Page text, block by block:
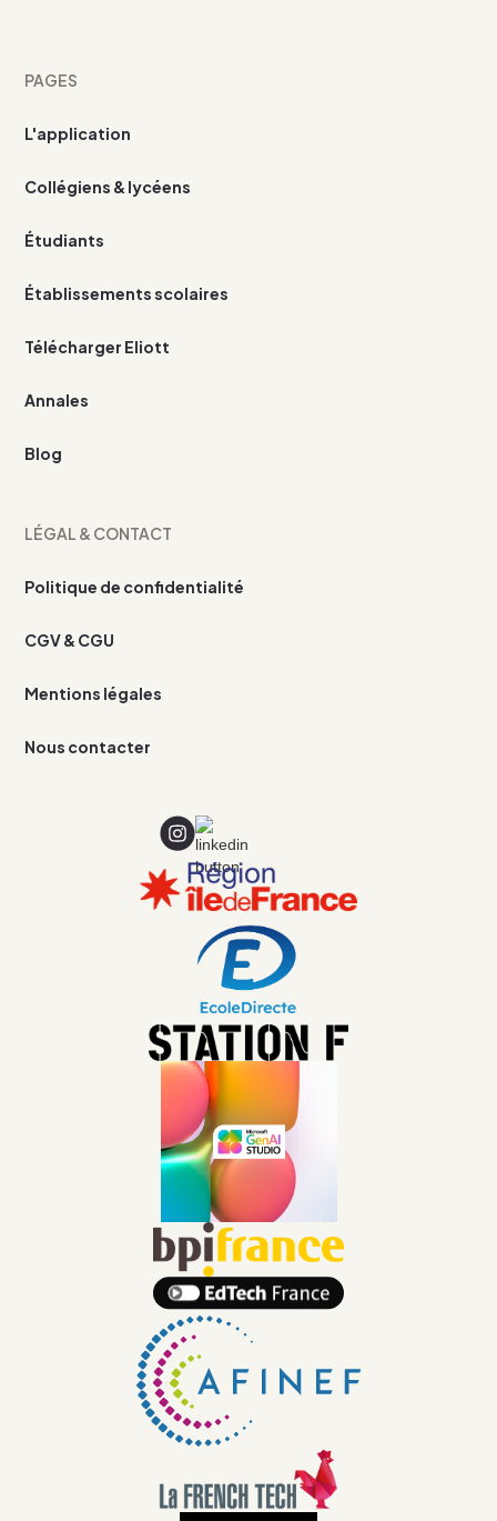
PAGES
L'application
Collégiens & lycéens
Étudiants
Établissements scolaires
Télécharger Eliott
Annales
Blog
LÉGAL & CONTACT
Politique de confidentialité
CGV & CGU
Mentions légales
Nous contacter